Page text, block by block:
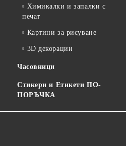
Химикалки и запалки с
печат
Картини за рисуване
3D декорации
Часовници
Стикери и Етикети ПО-
ПОРЪЧКА